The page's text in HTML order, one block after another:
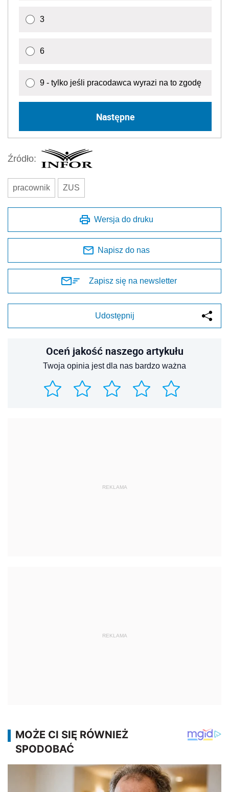
3
6
9 - tylko jeśli pracodawca wyrazi na to zgodę
Następne
Źródło:
pracownik ZUS
Wersja do druku
Napisz do nas
Zapisz się na newsletter
Udostępnij
Oceń jakość naszego artykułu
Twoja opinia jest dla nas bardzo ważna
REKLAMA
REKLAMA